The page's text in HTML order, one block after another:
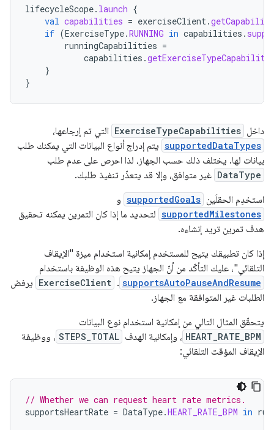
lifecycleScope. launch {
val capabilities = exerciseClient.
if (ExerciseType.RUNNING in capabilities .
runningCapabilities =
capabilities .
}
}
داخل ExerciseTypeCapabilities التي تم إرجاعها،
supportedDataTypes يتم إدراج أنواع البيانات التي يمكنك طلب
بيانات لها. يختلف ذلك حسب الجهاز، لذا احرص على عدم طلب
DataType غير متوافق، وإلا قد يتعذّر تنفيذ طلبك.
استخدِم الحقلَين supportedGoals و
supportedMilestones لتحديد ما إذا كان التمرين يمكنه تحقيق
هدف تمرين تريد إنشاءه.
إذا كان تطبيقك يتيح للمستخدم إمكانية استخدام ميزة "الإيقاف
التلقائي"، عليك التأكّد من أنّ الجهاز يتيح هذه الوظيفة باستخدام
supportsAutoPauseAndResume
.
ExerciseClient يرفض
الطلبات غير المتوافقة مع الجهاز.
يتحقّق المثال التالي من إمكانية استخدام نوع البيانات
HEART_RATE_BPM ، وإمكانية الهدف STEPS_TOTAL ، ووظيفة
الإيقاف المؤقت التلقائي:
// Whether we can request heart rate metrics.
supportsHeartRate = DataType.HEART_RATE_BPM in